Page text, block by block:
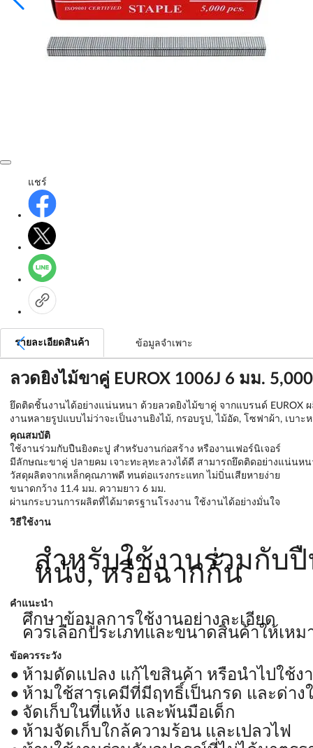
แชร์
รายละเอียดสินค้า ข้อมูลจำเพาะ
ลวดยิงไม้ขาคู่ EUROX 1006J 6 มม.
ยึดติดชิ้นงานได้อย่างแน่นหนา ด้วยลวดยิงไม้ขาคู่ จากแบรนด์ EUROX
งานหลายรูปแบบไม่ว่าจะเป็นงานยิงไม้, กรอบรูป, ไม้อัด, โซฟาผ้า, เบา
คุณสมบัติ
ใช้งานร่วมกับปืนยิงตะปู สำหรับงานก่อสร้าง หรืองานเฟอร์นิเจอร์
มีลักษณะขาคู่ ปลายคม เจาะทะลุทะลวงได้ดี สามารถยึดติดอย่างแน่นหน
วัสดุผลิตจากเหล็กคุณภาพดี ทนต่อแรงกระแทก ไม่บิ่นเสียหายง่าย
ขนาดกว้าง 11.4 มม. ความยาว 6 มม.
ผ่านกระบวนการผลิตที่ได้มาตรฐานโรงงาน ใช้งานได้อย่างมั่นใจ
วิธีใช้งาน
สำหรับใช้งานร่วมกับปื
หนัง, หรือฉากกั้น
คำแนะนำ
ศึกษาข้อมูลการใช้งานอย่างละเอียด
ควรเลือกประเภทและขนาดสินค้าให้เหม
ข้อควรระวัง
ห้ามดัดแปลง แก้ไขสินค้า หรือนำไปใช้ง
ห้ามใช้สารเคมีที่มีฤทธิ์เป็นกรด และด่าง
จัดเก็บในที่แห้ง และพ้นมือเด็ก
ห้ามจัดเก็บใกล้ความร้อน และเปลวไฟ